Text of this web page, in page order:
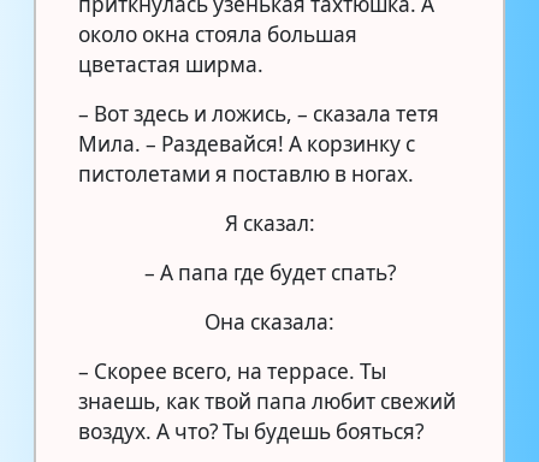
около окна стояла большая
цветастая ширма.
– Вот здесь и ложись, – сказала тетя
Мила. – Раздевайся! А корзинку с
пистолетами я поставлю в ногах.
Я сказал:
– А папа где будет спать?
Она сказала:
– Скорее всего, на террасе. Ты
знаешь, как твой папа любит свежий
воздух. А что? Ты будешь бояться?